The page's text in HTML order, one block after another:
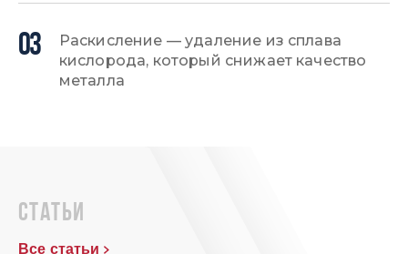
03
Раскисление — удаление из сплава
кислорода, который снижает качество
металла
статьи
Все статьи